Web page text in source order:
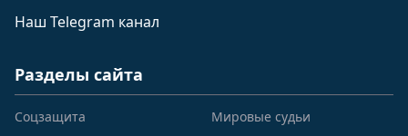
Наш Telegram канал
Разделы сайта
Соцзащита
Мировые судьи